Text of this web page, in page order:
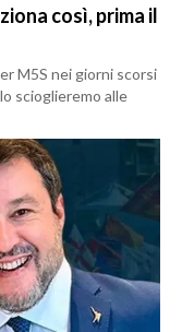
così, prima il
M5S nei giorni scorsi
scioglieremo alle